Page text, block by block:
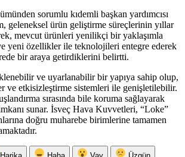
sorumlu kıdemli başkan yardımcısı
geleneksel ürün geliştirme süreçlerinin yıllar
mevcut ürünleri yenilikçi bir yaklaşımla
yeni özellikler ile teknolojileri entegre ederek
bir araya getirdiklerini belirtti.
ve uyarlanabilir bir yapıya sahip olup,
ve etkisizleştirme sistemleri ile genişletilebilir.
sırasında bile koruma sağlayarak
sunar. İsveç Hava Kuvvetleri, “Loke”
doğru muharebe birimlerine tamamen